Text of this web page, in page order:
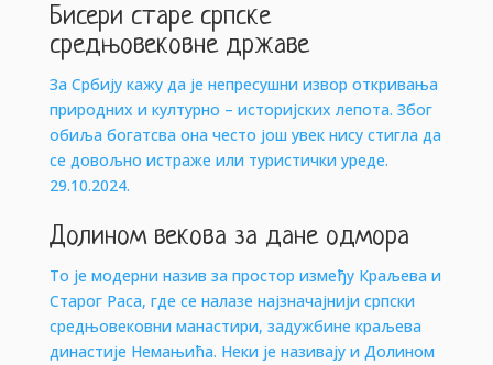
Бисери старе српске
средњовековне државе
За Србију кажу да је непресушни извор откривања
природних и културно – историјских лепота. Због
обиља богатсва она често још увек нису стигла да
се довољно истраже или туристички уреде.
29.10.2024.
Долином векова за дане одмора
То је модерни назив за простор између Краљева и
Старог Раса, где се налазе најзначајнији српски
средњовековни манастири, задужбине краљева
династије Немањића. Неки је називају и Долином